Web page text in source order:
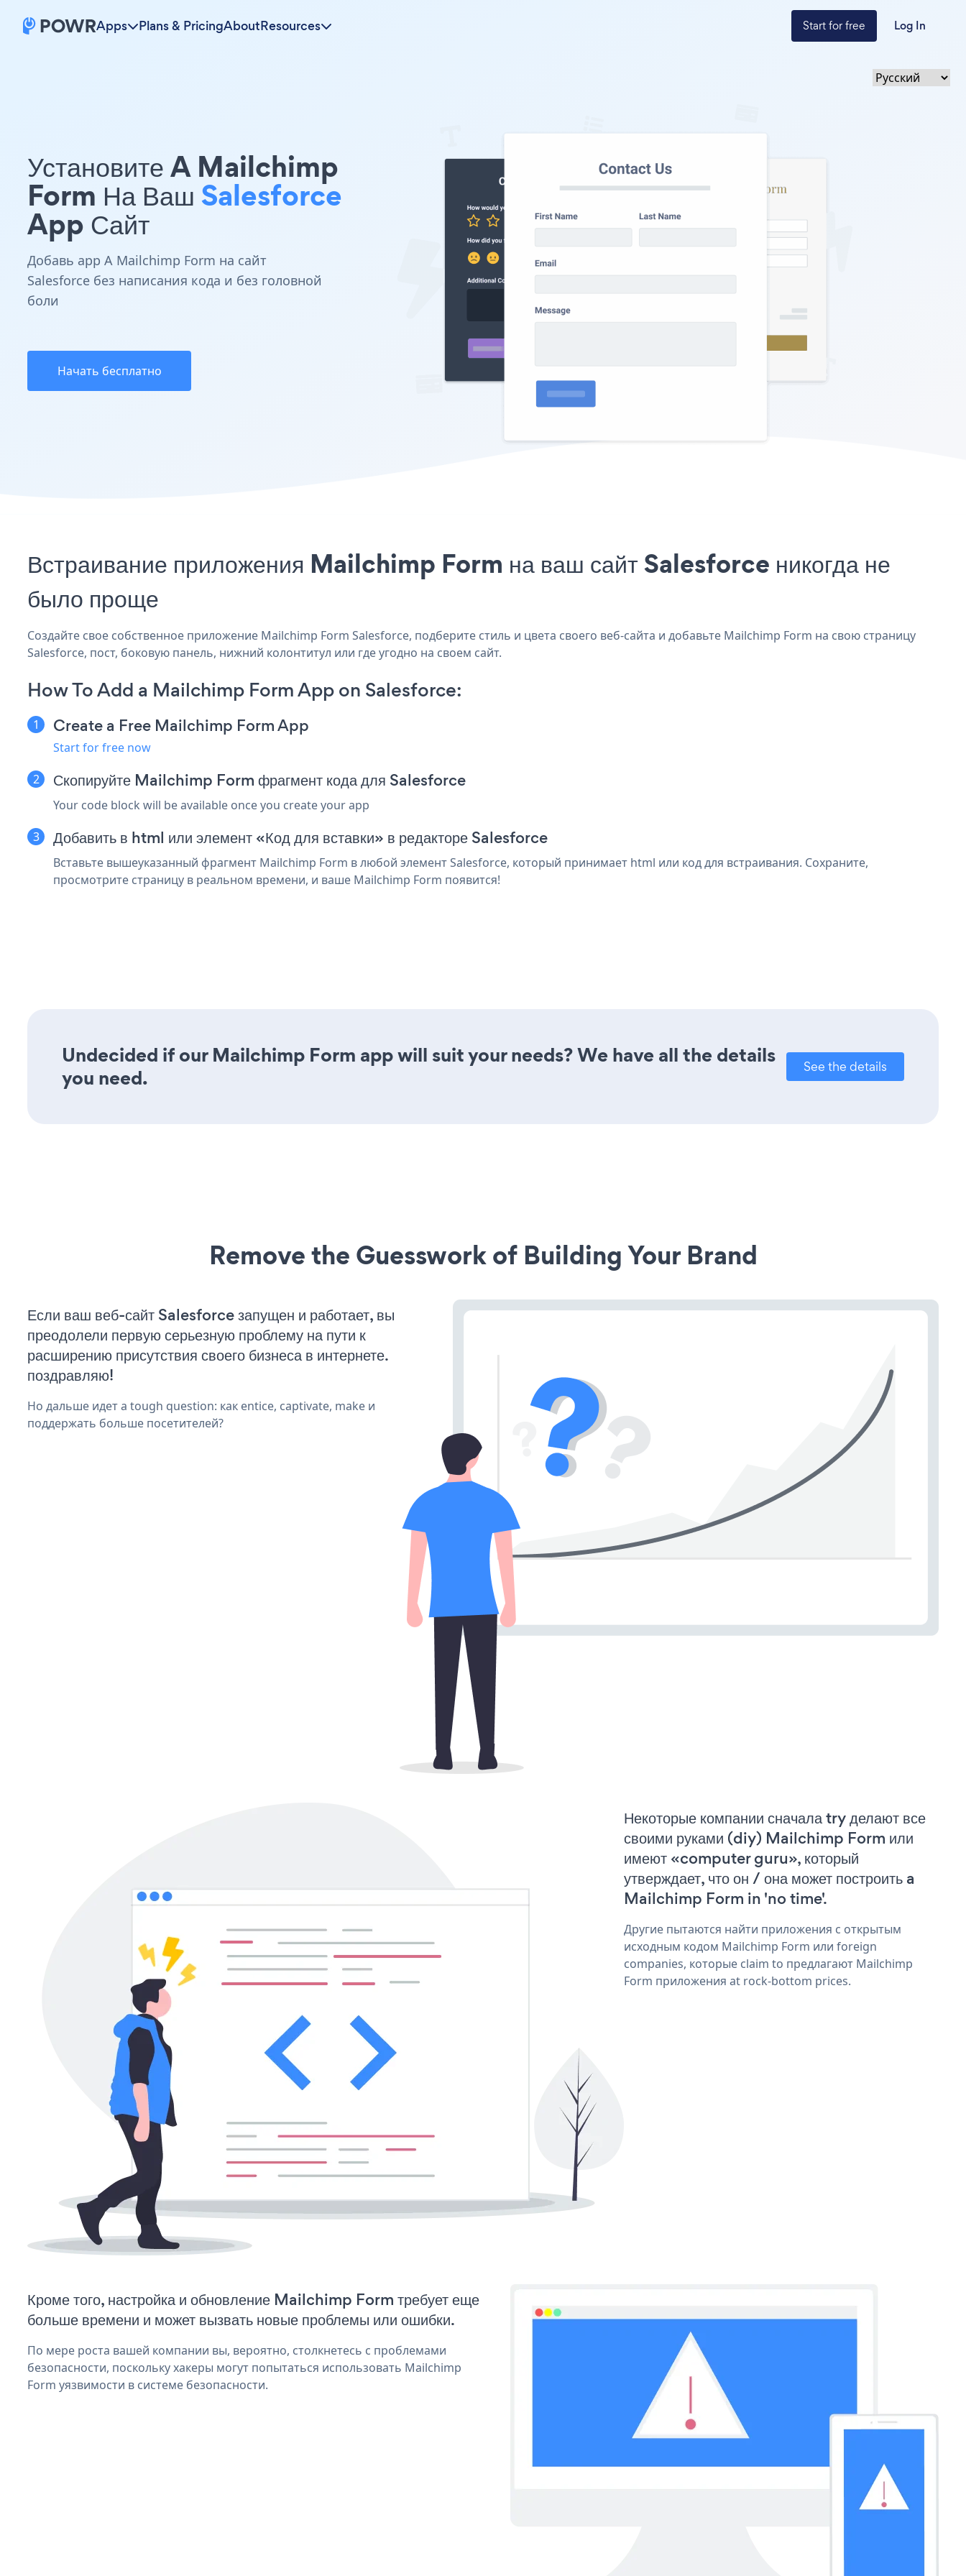
Apps Plans & PricingAboutResources Start for free Log In
Установите A Mailchimp
Form На Ваш Salesforce
App Сайт
Добавь app A Mailchimp Form на сайт
Salesforce без написания кода и без головной
боли
Начать бесплатно
Встраивание приложения Mailchimp Form на ваш сайт Salesforce никогда не
было проще
Создайте свое собственное приложение Mailchimp Form Salesforce, подберите стиль и цвета своего веб-сайта и добавьте Mailchimp Form на свою страницу
Salesforce, пост, боковую панель, нижний колонтитул или где угодно на своем сайт.
How To Add a Mailchimp Form App on Salesforce:
Create a Free Mailchimp Form App
Start for free now
Скопируйте Mailchimp Form фрагмент кода для Salesforce
Your code block will be available once you create your app
Добавить в html или элемент «Код для вставки» в редакторе Salesforce
Вставьте вышеуказанный фрагмент Mailchimp Form в любой элемент Salesforce, который принимает html или код для встраивания. Сохраните,
просмотрите страницу в реальном времени, и ваше Mailchimp Form появится!
Undecided if our Mailchimp Form app will suit your needs? We have all the details
you need.
See the details
Remove the Guesswork of Building Your Brand
Если ваш веб-сайт Salesforce запущен и работает, вы
преодолели первую серьезную проблему на пути к
расширению присутствия своего бизнеса в интернете.
поздравляю!
Но дальше идет a tough question: как entice, captivate, make и
поддержать больше посетителей?
Некоторые компании сначала try делают все
своими руками (diy) Mailchimp Form или
имеют «computer guru», который
утверждает, что он / она может построить a
Mailchimp Form in 'no time'.
Другие пытаются найти приложения с открытым
исходным кодом Mailchimp Form или foreign
companies, которые claim to предлагают Mailchimp
Form приложения at rock-bottom prices.
Кроме того, настройка и обновление Mailchimp Form требует еще
больше времени и может вызвать новые проблемы или ошибки.
По мере роста вашей компании вы, вероятно, столкнетесь с проблемами
безопасности, поскольку хакеры могут попытаться использовать Mailchimp
Form уязвимости в системе безопасности.